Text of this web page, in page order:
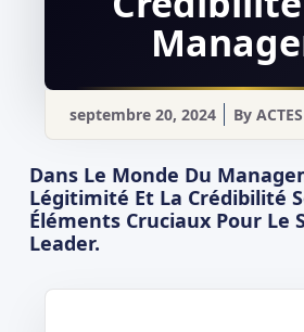
septembre 20, 2024 By
Dans Le Monde Du
Légitimité Et La Crédibilité
Éléments Cruciaux Pour Le
Leader.